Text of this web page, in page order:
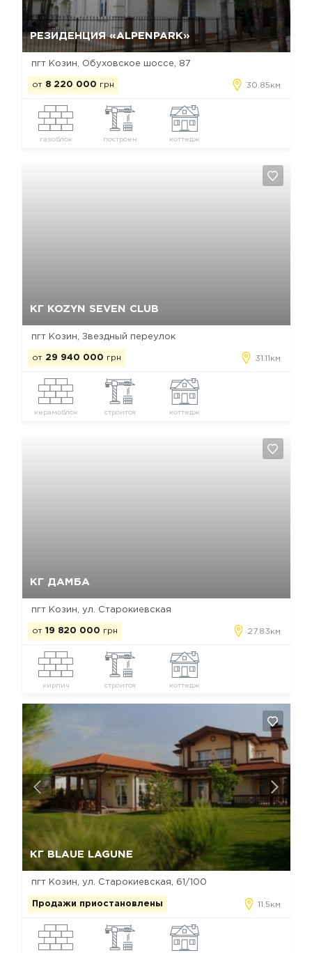
РЕЗИДЕНЦИЯ «ALPENPARK»
пгт Козин, Обуховское шоссе, 87
от 8 220 000 грн 30.85км
газоблок построен коттедж
Да, удалить Отмена
КГ KOZYN SEVEN CLUB
пгт Козин, Звездный переулок
от 29 940 000 грн 31.11км
керамоблок строится коттедж
КГ ДАМБА
пгт Козин, ул. Старокиевская
от 19 820 000 грн 27.83км
кирпич строится коттедж
КГ BLAUE LAGUNE
пгт Козин, ул. Старокиевская, 61/100
Продажи приостановлены 11.5км
Да, удалить Отмена